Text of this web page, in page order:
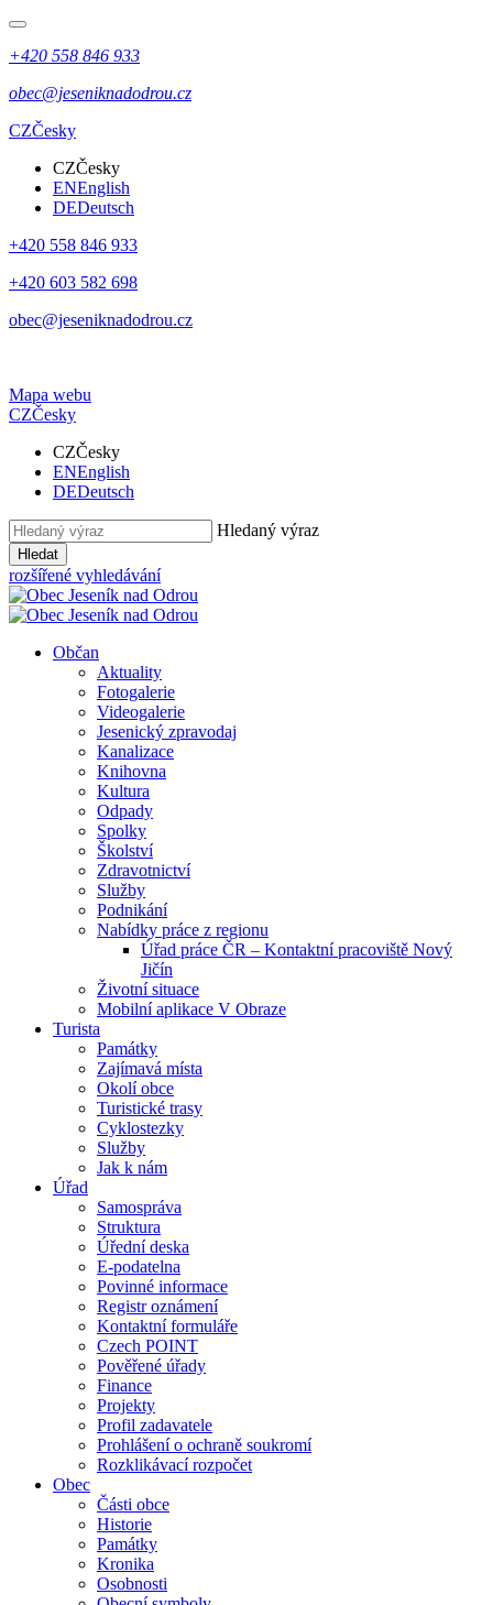
+420 558 846 933
obec@jeseniknadodrou.cz
CZČesky
CZČesky
ENEnglish
DEDeutsch
+420 558 846 933
+420 603 582 698
obec@jeseniknadodrou.cz
Mapa webu
CZČesky
CZČesky
ENEnglish
DEDeutsch
Hledaný výraz
Hledat
rozšířené vyhledávání
Občan
Aktuality
Fotogalerie
Videogalerie
Jesenický zpravodaj
Kanalizace
Knihovna
Kultura
Odpady
Spolky
Školství
Zdravotnictví
Služby
Podnikání
Nabídky práce z regionu
Úřad práce ČR – Kontaktní pracoviště Nový
Jičín
Životní situace
Mobilní aplikace V Obraze
Turista
Památky
Zajímavá místa
Okolí obce
Turistické trasy
Cyklostezky
Služby
Jak k nám
Úřad
Samospráva
Struktura
Úřední deska
E-podatelna
Povinné informace
Registr oznámení
Kontaktní formuláře
Czech POINT
Pověřené úřady
Finance
Projekty
Profil zadavatele
Prohlášení o ochraně soukromí
Rozklikávací rozpočet
Obec
Části obce
Historie
Památky
Kronika
Osobnosti